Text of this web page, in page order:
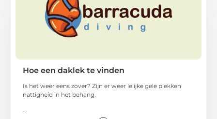
Hoe een daklek te vinden
Is het weer eens zover? Zijn er weer lelijke gele plekken
nattigheid in het behang,
...